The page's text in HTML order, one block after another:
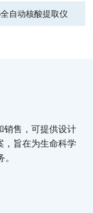
自动核酸提取仪
销售，可提供设计
，旨在为生命科学